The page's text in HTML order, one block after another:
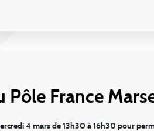
Pôle France
4 mars de 13h30 à 16h30 pour